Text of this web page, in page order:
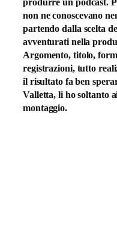
produrre un podcast.
non ne conoscevano
partendo dalla scelta
avventurati nella
Argomento, titolo,
registrazioni, tutto
il risultato fa ben
Valletta, li ho soltanto
montaggio.